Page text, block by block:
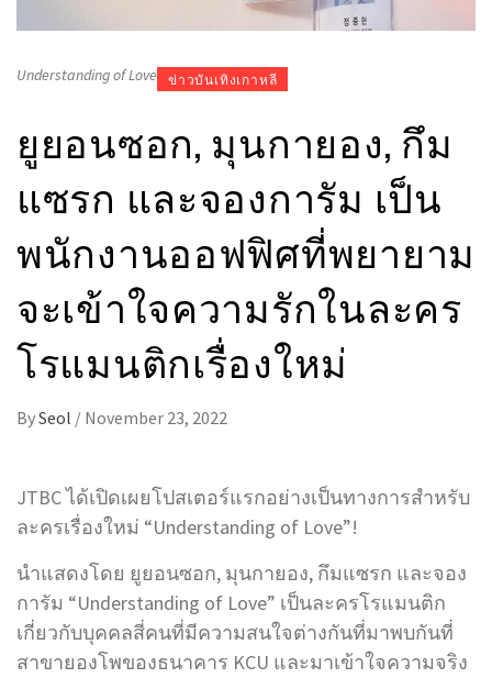
Understanding of Love ข่าวบันเทิงเกาหลี
ยูยอนซอก, มุนกายอง, กึม
แซรก และจองการัม เป็น
พนักงานออฟฟิศที่พยายาม
จะเข้าใจความรักในละคร
โรแมนติกเรื่องใหม่
BySeol / November 23, 2022
JTBC ได้เปิดเผยโปสเตอร์แรกอย่างเป็นทางการสำหรับ
ละครเรื่องใหม่ “Understanding of Love”!
นำแสดงโดย ยูยอนซอก, มุนกายอง, กึมแซรก และจอง
การัม “Understanding of Love” เป็นละครโรแมนติก
เกี่ยวกับบุคคลสี่คนที่มีความสนใจต่างกันที่มาพบกันที่
สาขายองโพของธนาคาร KCU และมาเข้าใจความจริง